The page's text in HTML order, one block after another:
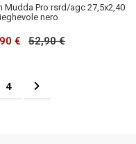
Mudda Pro rsrd/agc 27,5x2,40
nero
€ 52,90 €
la pagina
Pagina
4 Pagina
Successivo